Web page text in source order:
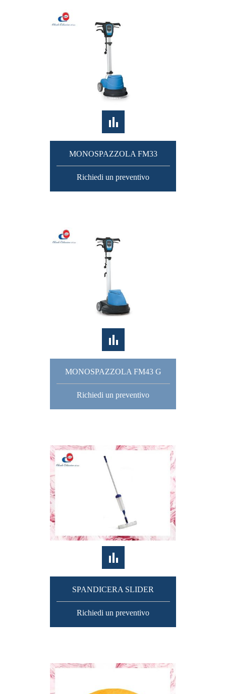
MONOSPAZZOLA FM33
Richiedi un preventivo
MONOSPAZZOLA FM43 G
Richiedi un preventivo
SPANDICERA SLIDER
Richiedi un preventivo